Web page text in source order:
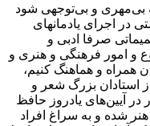
بی‌مهری و بی‌توجهی شود
در اجرای یادمانهای
صرفا ادبی و
و امور فرهنگی و هنری و
همراه و هماهنگ کنیم،
استادان بزرگ شعر و
آیین‌های یادروز حافظ
شده و به سراغ افراد